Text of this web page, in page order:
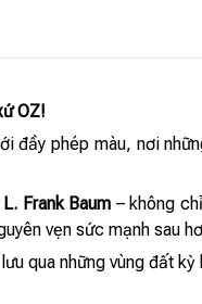
OZ!
đầy phép màu, nơi
L. Frank Baum – không
vẹn sức mạnh sau
qua những vùng đất